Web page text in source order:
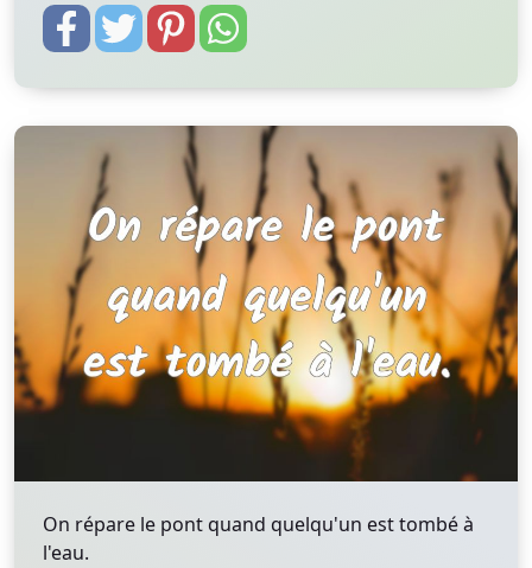
On répare le pont quand quelqu'un est tombé à
l'eau.